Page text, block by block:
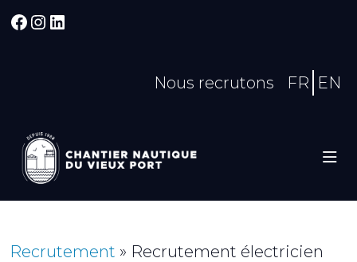
Facebook
Instagram
LinkedIn
Nous recrutons FR EN
Recrutement » Recrutement électricien